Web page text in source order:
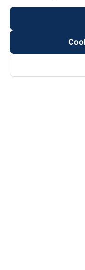
Become a Partner
Payment partners